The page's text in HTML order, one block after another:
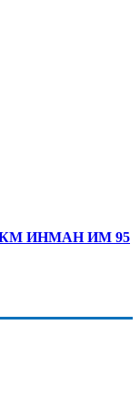
МКМ ИНМАН ИМ 95